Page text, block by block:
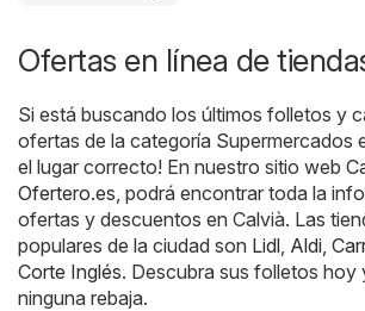
Ofertas en línea de
Si está buscando los últimos folletos y
ofertas de la categoría Supermercados
el lugar correcto! En nuestro sitio web
Ofertero.es , podrá encontrar toda la
ofertas y descuentos en Calvià. Las
populares de la ciudad son Lidl Aldi
Corte Inglés. Descubra sus folletos hoy
ninguna rebaja.